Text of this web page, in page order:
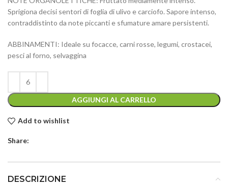
Sprigiona decisi sentori di foglia di ulivo e carciofo. Sapore intenso,
contraddistinto da note piccanti e sfumature amare persistenti.
ABBINAMENTI: Ideale su focacce, carni rosse, legumi, crostacei,
pesci al forno, selvaggina
AGGIUNGI AL CARRELLO
Add to wishlist
Share:
DESCRIZIONE